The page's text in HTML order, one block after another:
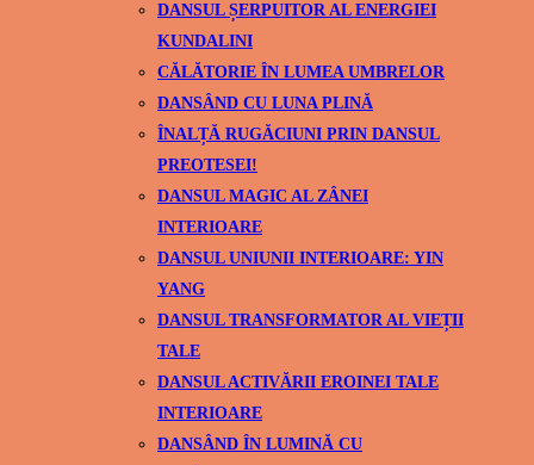
DANSUL ȘERPUITOR AL ENERGIEI
KUNDALINI
CĂLĂTORIE ÎN LUMEA UMBRELOR
DANSÂND CU LUNA PLINĂ
ÎNALȚĂ RUGĂCIUNI PRIN DANSUL
PREOTESEI!
DANSUL MAGIC AL ZÂNEI
INTERIOARE
DANSUL UNIUNII INTERIOARE: YIN
YANG
DANSUL TRANSFORMATOR AL VIEȚII
TALE
DANSUL ACTIVĂRII EROINEI TALE
INTERIOARE
DANSÂND ÎN LUMINĂ CU